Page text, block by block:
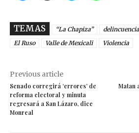
TEMAS “La Chapiza”
El Ruso
Valle de Mexicali Violencia
Previous article
Senado corregirá ‘errores’ de
reforma electoral y minuta
regresará a San Lázaro, dice
Monreal
Matan